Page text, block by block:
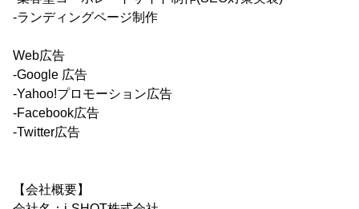
-ランディングページ制作
Web広告
-Google 広告
-Yahoo!プロモーション広告
-Facebook広告
-Twitter広告
【会社概要】